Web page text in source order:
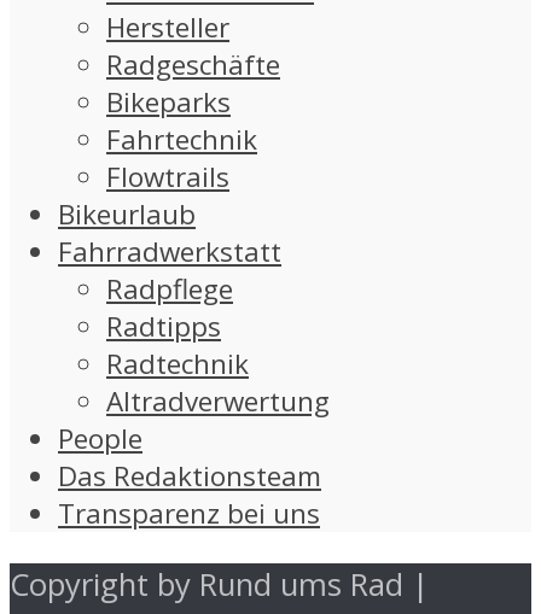
Hersteller
Radgeschäfte
Bikeparks
Fahrtechnik
Flowtrails
Bikeurlaub
Fahrradwerkstatt
Radpflege
Radtipps
Radtechnik
Altradverwertung
People
Das Redaktionsteam
Transparenz bei uns
Copyright by Rund ums Rad |